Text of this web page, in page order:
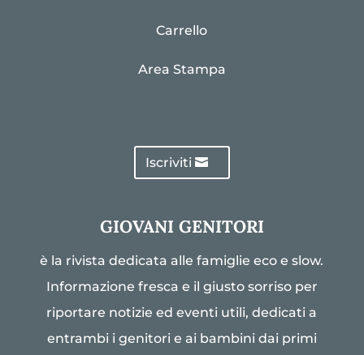
Carrello
Area Stampa
Iscriviti
GIOVANI GENITORI
è la rivista dedicata alle famiglie eco e slow.
Informazione fresca e il giusto sorriso per
riportare notizie ed eventi utili, dedicati a
entrambi i genitori e ai bambini dai primi